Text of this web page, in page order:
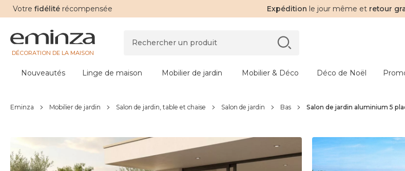
Votre fidélité récompensée Expédition le jour même et retour
DÉCORATION DE LA MAISON
Nouveautés Linge de maison Mobilier de jardin Mobilier & Déco Déco de Noël
Eminza Mobilier de jardin Salon de jardin, table et chaise Salon de jardin Bas Salon de jardin aluminium 5